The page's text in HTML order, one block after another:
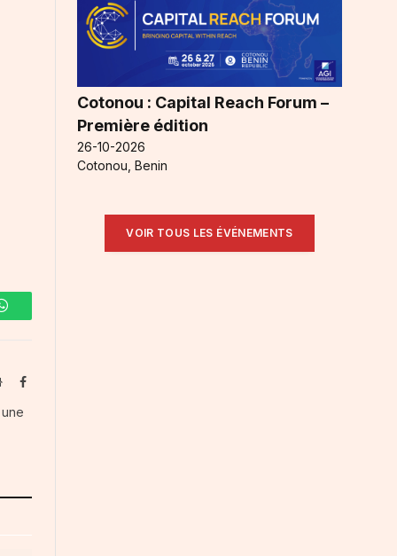
WhatsApp
WebsiteFacebook
Cotonou : Capital Reach Forum –
Première édition
26-10-2026
Cotonou, Benin
VOIR TOUS LES ÉVÉNEMENTS